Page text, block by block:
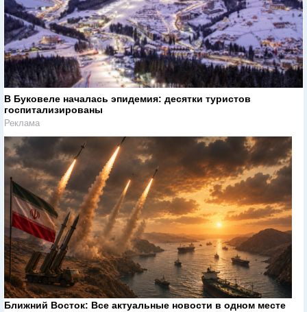
В Буковеле началась эпидемия: десятки туристов
госпитализированы
Реклама
Ближний Восток: Все актуальные новости в одном месте